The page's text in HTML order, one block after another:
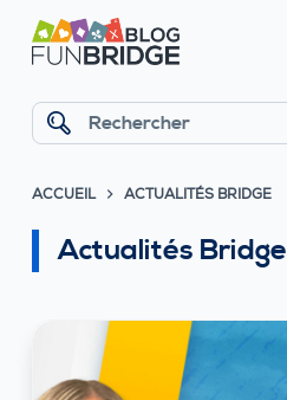
P
a
c
Rechercher
ACCUEIL ACTUALITÉS BRIDGE
Actualités Bridge